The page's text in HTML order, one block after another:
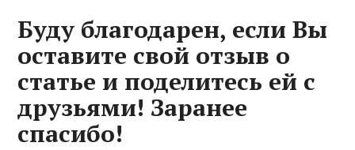
Буду благодарен, если Вы
оставите свой отзыв о
статье и поделитесь ей с
друзьями! Заранее
спасибо!